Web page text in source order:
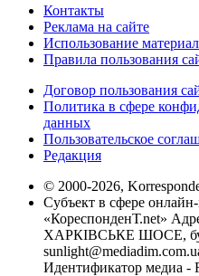
Контакты
Реклама на сайте
Использование
Правила пользования
Договор пользования
Политика в сфере
данных
Пользовательское
Редакция
© 2000-2026,
Субъект в сфере
«КореспонденТ.net»
ХАРКІВСЬКЕ ШОСЕ,
Идентификатор медиа -